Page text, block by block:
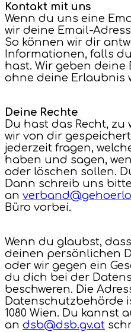
Kontakt mit uns
Wenn du uns eine
wir deine Email-
So können wir dir
Informationen, falls
hast. Wir geben deine
ohne deine Erlaubnis
Deine Rechte
Du hast das Recht, zu
wir von dir
jederzeit fragen,
haben und sagen,
oder löschen sollen.
Dann schreib uns
an
Büro vorbei.
Wenn du glaubst,
deinen persönlichen
oder wir gegen ein
du dich bei der
beschweren. Die
Datenschutzbehörde
1080 Wien. Du kannst
an dsb@dsb.gv.at